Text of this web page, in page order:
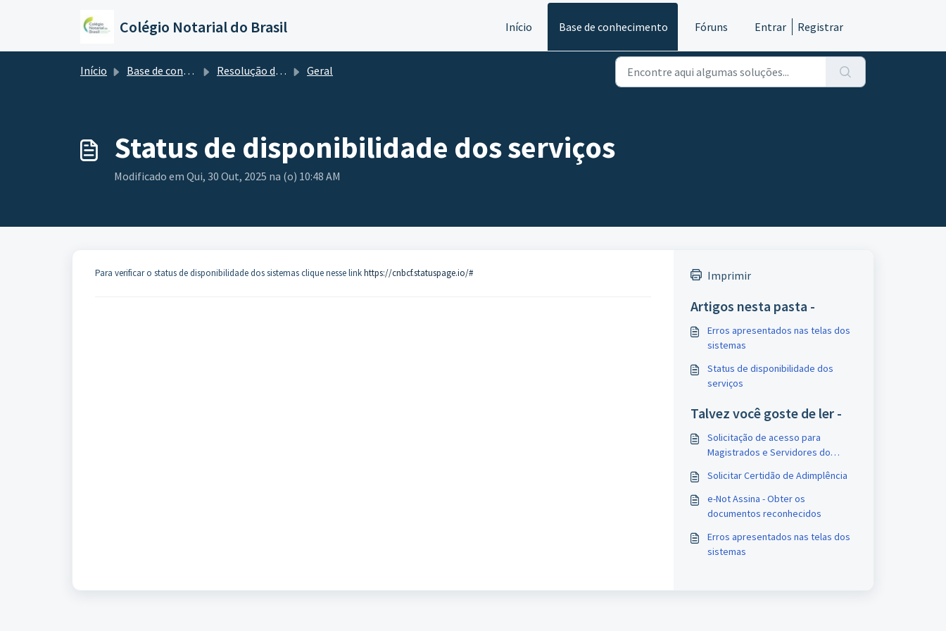
Colégio Notarial do Brasil Início Base de conhecimento Fóruns Entrar Registrar
Início Base de conhecimento Resolução de Problemas Geral
Status de disponibilidade dos serviços
Modificado em Qui, 30 Out, 2025 na (o) 10:48 AM
Para verificar o status de disponibilidade dos sistemas clique nesse linkhttps://cnbcf.statuspage.io/# Imprimir
Artigos nesta pasta -
Erros apresentados nas telas dos
sistemas
Status de disponibilidade dos
serviços
Talvez você goste de ler -
Solicitação de acesso para
Magistrados e Servidores do
Solicitar Certidão de Adimplência
e-Not Assina - Obter os
documentos reconhecidos
Erros apresentados nas telas dos
sistemas